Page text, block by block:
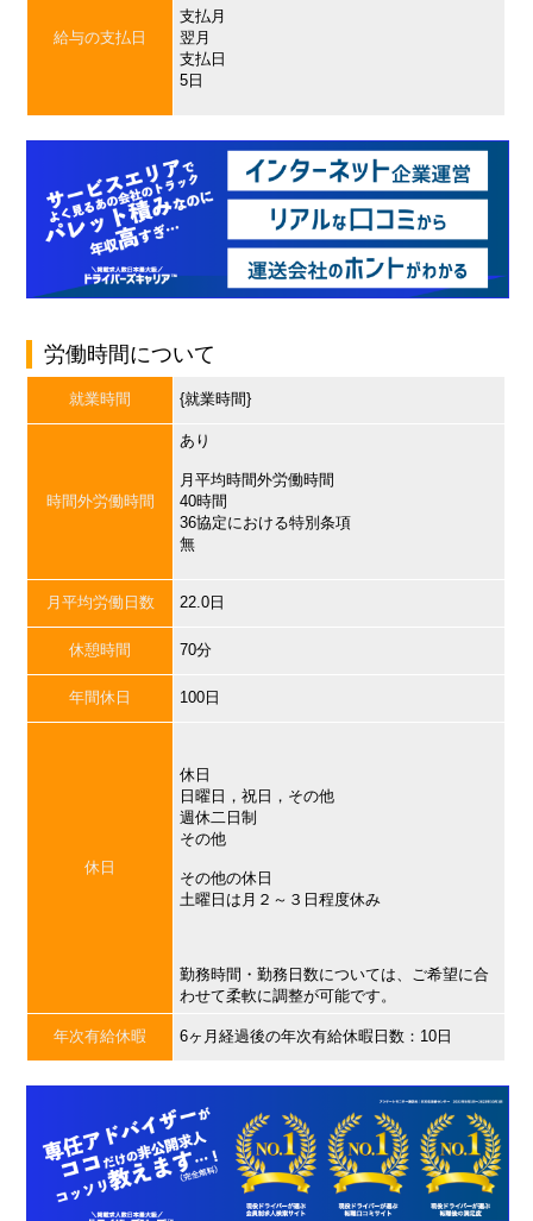
給与の支払日
支払月
翌月
支払日
5日
労働時間について
就業時間 {就業時間}
時間外労働時間
あり
月平均時間外労働時間
40時間
36協定における特別条項
無
月平均労働日数 22.0日
休憩時間 70分
年間休日 100日
休日
休日
日曜日，祝日，その他
週休二日制
その他
その他の休日
土曜日は月２～３日程度休み
勤務時間・勤務日数については、ご希望に合
わせて柔軟に調整が可能です。
年次有給休暇 6ヶ月経過後の年次有給休暇日数：10日